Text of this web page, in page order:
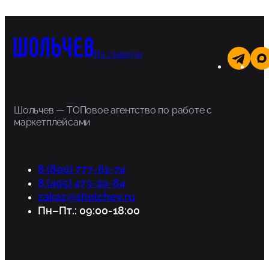
На главную
Шольчев — ТОПовое агентство по работе с
маркетплейсами
8 (800) 777-61-74
8 (495) 473-19-84
zakaz@sholchev.ru
Пн–Пт.: 09:00-18:00